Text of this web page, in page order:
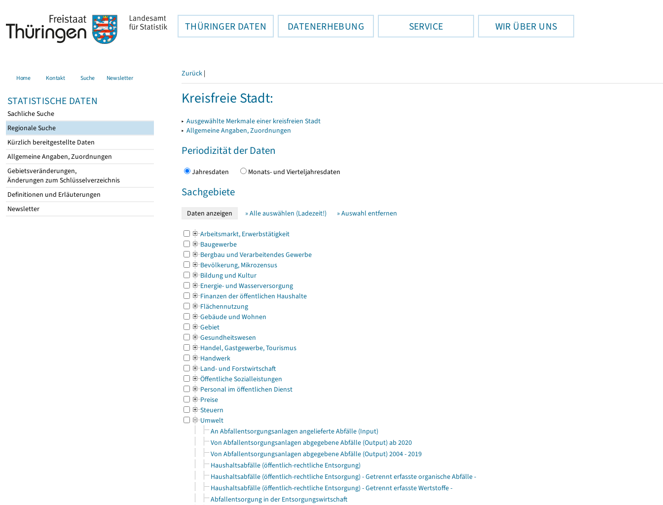
THÜRINGER DATEN DATENERHEBUNG SERVICE WIR ÜBER UNS
Home Kontakt Suche Newsletter
STATISTISCHE DATEN
Sachliche Suche
Regionale Suche
Kürzlich bereitgestellte Daten
Allgemeine Angaben, Zuordnungen
Gebietsveränderungen,
Änderungen zum Schlüsselverzeichnis
Definitionen und Erläuterungen
Newsletter
Zurück |
Kreisfreie Stadt:
▸ Ausgewählte Merkmale einer kreisfreien Stadt
▸ Allgemeine Angaben, Zuordnungen
Periodizität der Daten
Jahresdaten Monats- und Vierteljahresdaten
Sachgebiete
» Alle auswählen (Ladezeit!) » Auswahl entfernen
Arbeitsmarkt, Erwerbstätigkeit
Baugewerbe
Bergbau und Verarbeitendes Gewerbe
Bevölkerung, Mikrozensus
Bildung und Kultur
Energie- und Wasserversorgung
Finanzen der öffentlichen Haushalte
Flächennutzung
Gebäude und Wohnen
Gebiet
Gesundheitswesen
Handel, Gastgewerbe, Tourismus
Handwerk
Land- und Forstwirtschaft
Öffentliche Sozialleistungen
Personal im öffentlichen Dienst
Preise
Steuern
Umwelt
An Abfallentsorgungsanlagen angelieferte Abfälle (Input)
Von Abfallentsorgungsanlagen abgegebene Abfälle (Output) ab 2020
Von Abfallentsorgungsanlagen abgegebene Abfälle (Output) 2004 - 2019
Haushaltsabfälle (öffentlich-rechtliche Entsorgung)
Haushaltsabfälle (öffentlich-rechtliche Entsorgung) - Getrennt erfasste organische Abfälle -
Haushaltsabfälle (öffentlich-rechtliche Entsorgung) - Getrennt erfasste Wertstoffe -
Abfallentsorgung in der Entsorgungswirtschaft